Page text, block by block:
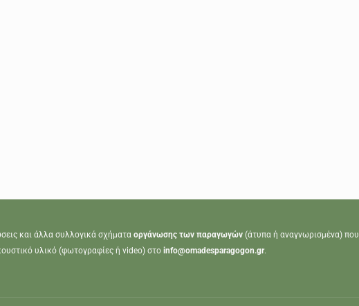
και άλλα συλλογικά σχήματα οργάνωσης των παραγωγών(άτυπα ή αναγνωρισμένα) που
υλικό (φωτογραφίες ή video) στο info@omadesparagogon.gr.